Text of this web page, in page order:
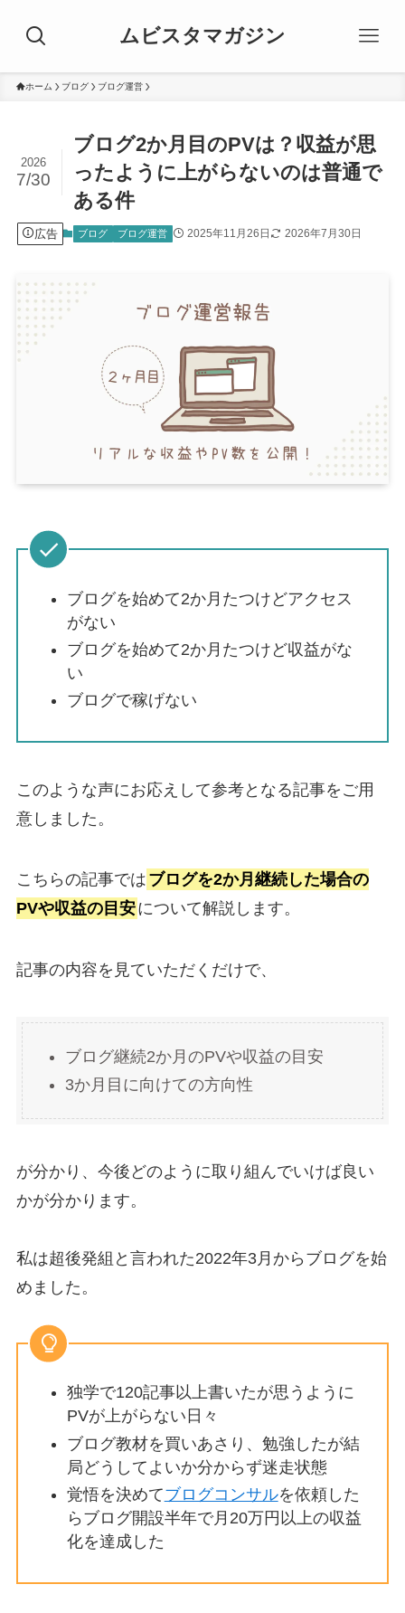
ムビスタマガジン
ホーム ブログ ブログ運営
ブログ2か月目のPVは？収益が思
ったように上がらないのは普通で
ある件
2026
7/30
広告 ブログ ブログ運営 2025年11月26日 2026年7月30日
ブログを始めて2か月たつけどアクセス
がない
ブログを始めて2か月たつけど収益がな
い
ブログで稼げない
このような声にお応えして参考となる記事をご用
意しました。
こちらの記事では ブログを2か月継続した場合の
PVや収益の目安について解説します。
記事の内容を見ていただくだけで、
ブログ継続2か月のPVや収益の目安
3か月目に向けての方向性
が分かり、 今後どのように取り組んでいけば良い
かが分かります。
私は超後発組と言われた2022年3月からブログを始
めました。
独学で120記事以上書いたが思うように
PVが上がらない日々
ブログ教材を買いあさり、勉強したが結
局どうしてよいか分からず迷走状態
覚悟を決めてブログコンサルを依頼した
らブログ開設半年で月20万円以上の収益
化を達成した